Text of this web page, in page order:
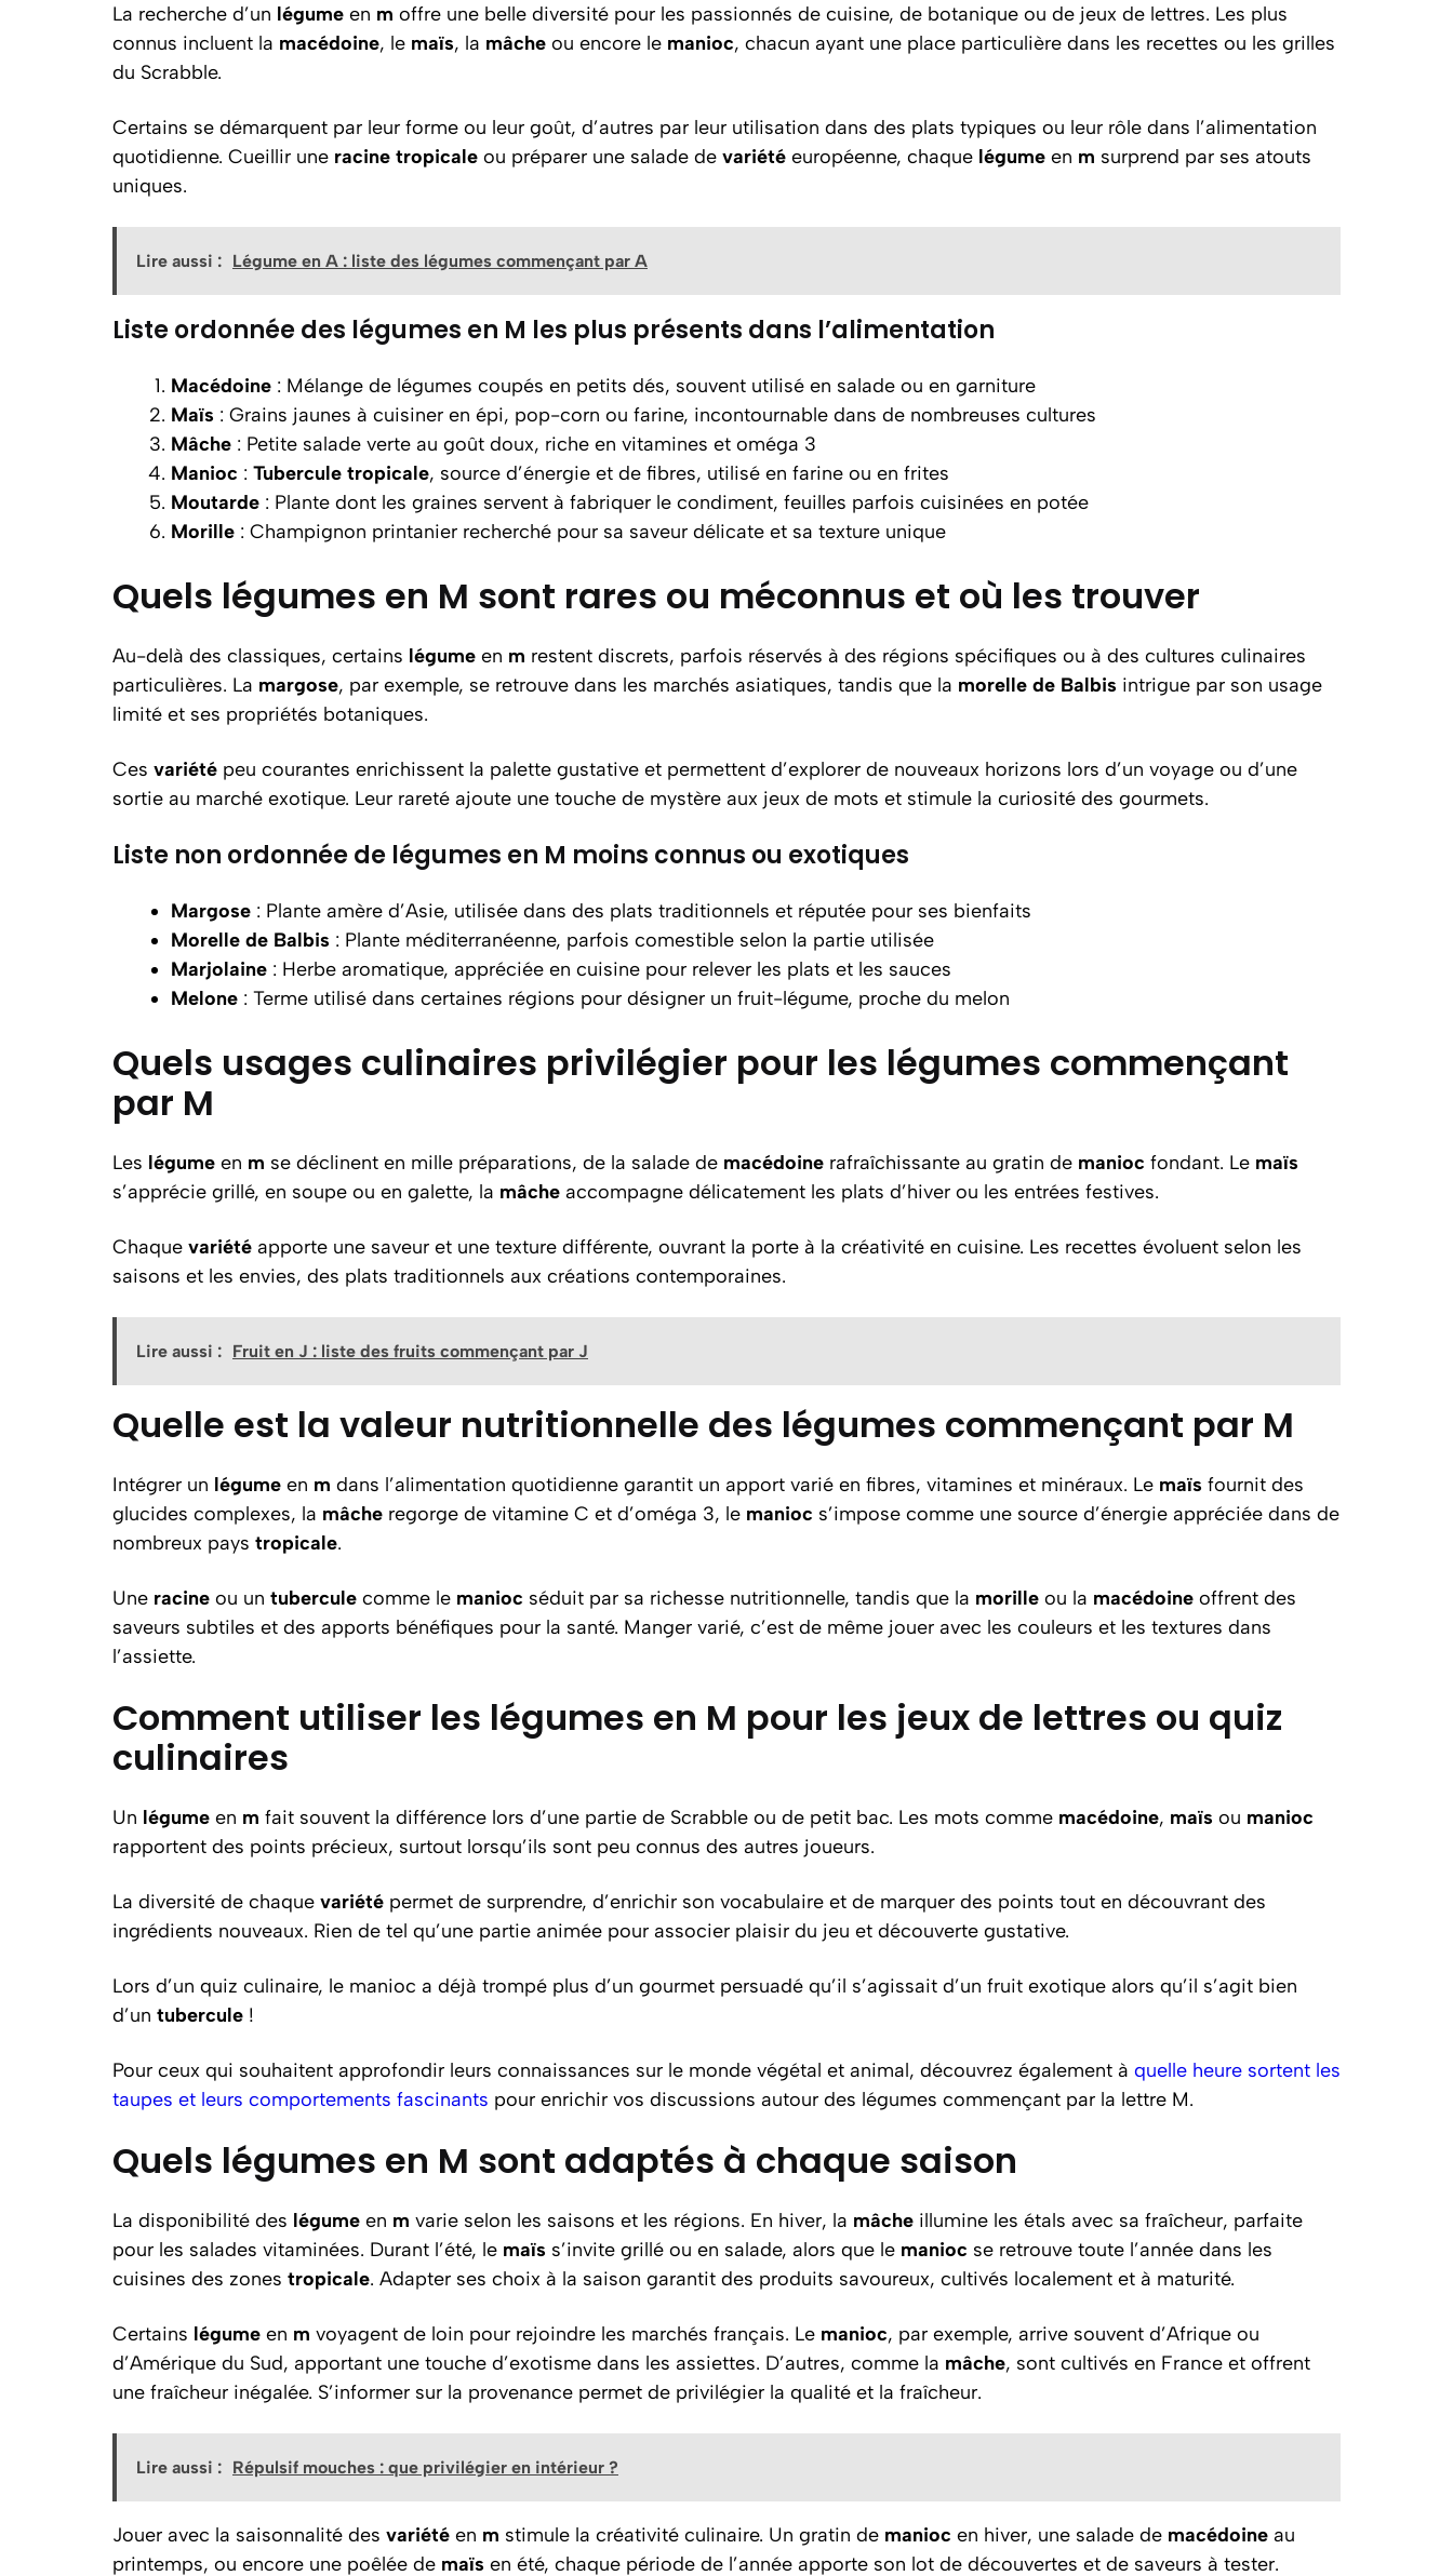
La recherche d’un légume en m offre une belle diversité pour les passionnés de cuisine, de botanique ou de jeux de lettres. Les plus
connus incluent la macédoine, le maïs, la mâche ou encore le manioc, chacun ayant une place particulière dans les recettes ou les grilles
du Scrabble.
Certains se démarquent par leur forme ou leur goût, d’autres par leur utilisation dans des plats typiques ou leur rôle dans l’alimentation
quotidienne. Cueillir une racine tropicale ou préparer une salade de variété européenne, chaque légume en m surprend par ses atouts
uniques.
Lire aussi : Légume en A : liste des légumes commençant par A
Liste ordonnée des légumes en M les plus présents dans l’alimentation
Macédoine : Mélange de légumes coupés en petits dés, souvent utilisé en salade ou en garniture
Maïs : Grains jaunes à cuisiner en épi, pop-corn ou farine, incontournable dans de nombreuses cultures
Mâche : Petite salade verte au goût doux, riche en vitamines et oméga 3
Manioc : Tubercule tropicale, source d’énergie et de fibres, utilisé en farine ou en frites
Moutarde : Plante dont les graines servent à fabriquer le condiment, feuilles parfois cuisinées en potée
Morille : Champignon printanier recherché pour sa saveur délicate et sa texture unique
Quels légumes en M sont rares ou méconnus et où les trouver
Au-delà des classiques, certains légume en m restent discrets, parfois réservés à des régions spécifiques ou à des cultures culinaires
particulières. La margose, par exemple, se retrouve dans les marchés asiatiques, tandis que la morelle de Balbis intrigue par son usage
limité et ses propriétés botaniques.
Ces variété peu courantes enrichissent la palette gustative et permettent d’explorer de nouveaux horizons lors d’un voyage ou d’une
sortie au marché exotique. Leur rareté ajoute une touche de mystère aux jeux de mots et stimule la curiosité des gourmets.
Liste non ordonnée de légumes en M moins connus ou exotiques
Margose : Plante amère d’Asie, utilisée dans des plats traditionnels et réputée pour ses bienfaits
Morelle de Balbis : Plante méditerranéenne, parfois comestible selon la partie utilisée
Marjolaine : Herbe aromatique, appréciée en cuisine pour relever les plats et les sauces
Melone : Terme utilisé dans certaines régions pour désigner un fruit-légume, proche du melon
Quels usages culinaires privilégier pour les légumes commençant
par M
Les légume en m se déclinent en mille préparations, de la salade de macédoine rafraîchissante au gratin de manioc fondant. Le maïs
s’apprécie grillé, en soupe ou en galette, la mâche accompagne délicatement les plats d’hiver ou les entrées festives.
Chaque variété apporte une saveur et une texture différente, ouvrant la porte à la créativité en cuisine. Les recettes évoluent selon les
saisons et les envies, des plats traditionnels aux créations contemporaines.
Lire aussi : Fruit en J : liste des fruits commençant par J
Quelle est la valeur nutritionnelle des légumes commençant par M
Intégrer un légume en m dans l’alimentation quotidienne garantit un apport varié en fibres, vitamines et minéraux. Le maïs fournit des
glucides complexes, la mâche regorge de vitamine C et d’oméga 3, le manioc s’impose comme une source d’énergie appréciée dans de
nombreux pays tropicale.
Une racine ou un tubercule comme le manioc séduit par sa richesse nutritionnelle, tandis que la morille ou la macédoine offrent des
saveurs subtiles et des apports bénéfiques pour la santé. Manger varié, c’est de même jouer avec les couleurs et les textures dans
l’assiette.
Comment utiliser les légumes en M pour les jeux de lettres ou quiz
culinaires
Un légume en m fait souvent la différence lors d’une partie de Scrabble ou de petit bac. Les mots comme macédoine, maïs ou manioc
rapportent des points précieux, surtout lorsqu’ils sont peu connus des autres joueurs.
La diversité de chaque variété permet de surprendre, d’enrichir son vocabulaire et de marquer des points tout en découvrant des
ingrédients nouveaux. Rien de tel qu’une partie animée pour associer plaisir du jeu et découverte gustative.
Lors d’un quiz culinaire, le manioc a déjà trompé plus d’un gourmet persuadé qu’il s’agissait d’un fruit exotique alors qu’il s’agit bien
d’un tubercule !
Pour ceux qui souhaitent approfondir leurs connaissances sur le monde végétal et animal, découvrez également à quelle heure sortent les
taupes et leurs comportements fascinants pour enrichir vos discussions autour des légumes commençant par la lettre M.
Quels légumes en M sont adaptés à chaque saison
La disponibilité des légume en m varie selon les saisons et les régions. En hiver, la mâche illumine les étals avec sa fraîcheur, parfaite
pour les salades vitaminées. Durant l’été, le maïs s’invite grillé ou en salade, alors que le manioc se retrouve toute l’année dans les
cuisines des zones tropicale. Adapter ses choix à la saison garantit des produits savoureux, cultivés localement et à maturité.
Certains légume en m voyagent de loin pour rejoindre les marchés français. Le manioc, par exemple, arrive souvent d’Afrique ou
d’Amérique du Sud, apportant une touche d’exotisme dans les assiettes. D’autres, comme la mâche, sont cultivés en France et offrent
une fraîcheur inégalée. S’informer sur la provenance permet de privilégier la qualité et la fraîcheur.
Lire aussi : Répulsif mouches : que privilégier en intérieur ?
Jouer avec la saisonnalité des variété en m stimule la créativité culinaire. Un gratin de manioc en hiver, une salade de macédoine au
printemps, ou encore une poêlée de maïs en été, chaque période de l’année apporte son lot de découvertes et de saveurs à tester.